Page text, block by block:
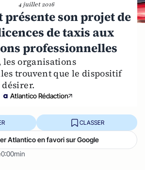
4 juillet 2016
présente son projet de
de taxis aux
professionnelles
organisations
trouvent que le dispositif
Atlantico Rédaction
0:00min
CLASSER
Atlantico en favori sur Google